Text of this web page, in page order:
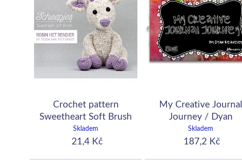
Crochet pattern
Sweetheart Soft Brush
Skladem
21,4 Kč
My Creative Journal
Journey / Dyan
Reaveley
Skladem
187,2 Kč